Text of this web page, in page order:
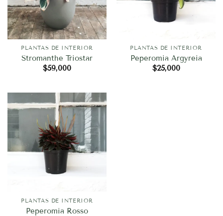
PLANTAS DE INTERIOR
Stromanthe Triostar
$59,000
PLANTAS DE INTERIOR
Peperomia Argyreia
$25,000
PLANTAS DE INTERIOR
Peperomia Rosso